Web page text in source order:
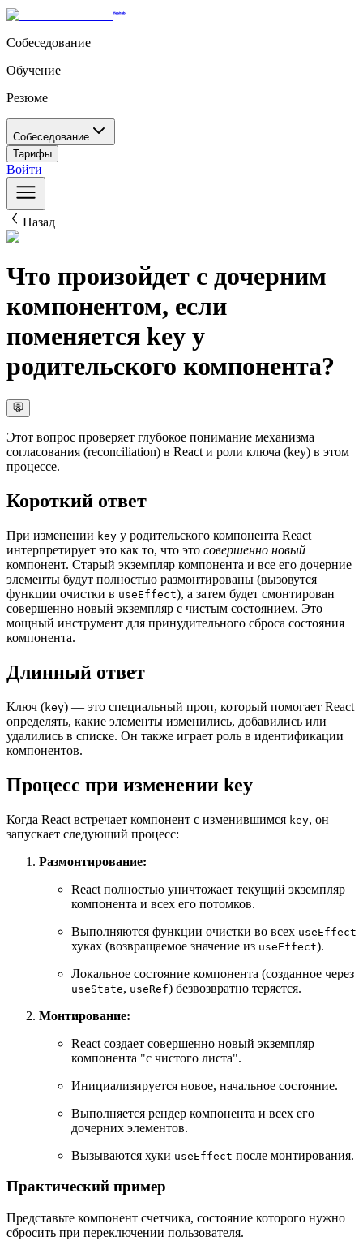
Собеседование
Обучение
Резюме
Собеседование
Тарифы
Войти
Назад
Что произойдет с дочерним
компонентом, если
поменяется key у
родительского компонента?
Этот вопрос проверяет глубокое понимание механизма
согласования (reconciliation) в React и роли ключа (key) в этом
процессе.
Короткий ответ
При изменении key у родительского компонента React
интерпретирует это как то, что это совершенно новый
компонент. Старый экземпляр компонента и все его дочерние
элементы будут полностью размонтированы (вызовутся
функции очистки в useEffect), а затем будет смонтирован
совершенно новый экземпляр с чистым состоянием. Это
мощный инструмент для принудительного сброса состояния
компонента.
Длинный ответ
Ключ (key) — это специальный проп, который помогает React
определять, какие элементы изменились, добавились или
удалились в списке. Он также играет роль в идентификации
компонентов.
Процесс при изменении key
Когда React встречает компонент с изменившимся key, он
запускает следующий процесс:
Размонтирование:
React полностью уничтожает текущий экземпляр
компонента и всех его потомков.
Выполняются функции очистки во всех useEffect
хуках (возвращаемое значение из useEffect).
Локальное состояние компонента (созданное через
useState, useRef) безвозвратно теряется.
Монтирование:
React создает совершенно новый экземпляр
компонента "с чистого листа".
Инициализируется новое, начальное состояние.
Выполняется рендер компонента и всех его
дочерних элементов.
Вызываются хуки useEffect после монтирования.
Практический пример
Представьте компонент счетчика, состояние которого нужно
сбросить при переключении пользователя.